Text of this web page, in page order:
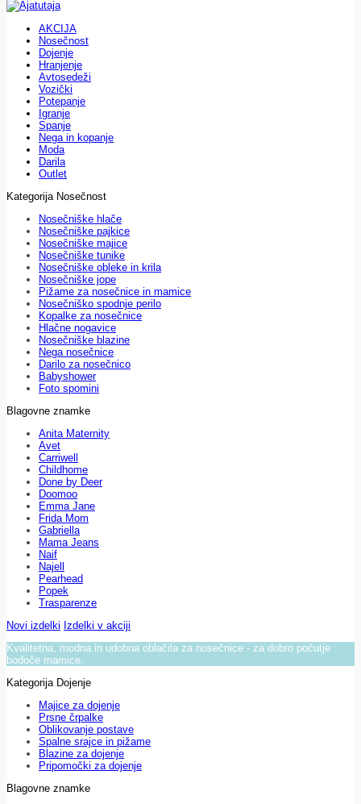
AKCIJA
Nosečnost
Dojenje
Hranjenje
Avtosedeži
Vozički
Potepanje
Igranje
Spanje
Nega in kopanje
Moda
Darila
Outlet
Kategorija Nosečnost
Nosečniške hlače
Nosečniške pajkice
Nosečniške majice
Nosečniške tunike
Nosečniške obleke in krila
Nosečniške jope
Pižame za nosečnice in mamice
Nosečniško spodnje perilo
Kopalke za nosečnice
Hlačne nogavice
Nosečniške blazine
Nega nosečnice
Darilo za nosečnico
Babyshower
Foto spomini
Blagovne znamke
Anita Maternity
Avet
Carriwell
Childhome
Done by Deer
Doomoo
Emma Jane
Frida Mom
Gabriella
Mama Jeans
Naif
Najell
Pearhead
Popek
Trasparenze
Novi izdelki Izdelki v akciji
Kvalitetna, modna in udobna oblačila za nosečnice - za dobro počutje
bodoče mamice.
Kategorija Dojenje
Majice za dojenje
Prsne črpalke
Oblikovanje postave
Spalne srajce in pižame
Blazine za dojenje
Pripomočki za dojenje
Blagovne znamke